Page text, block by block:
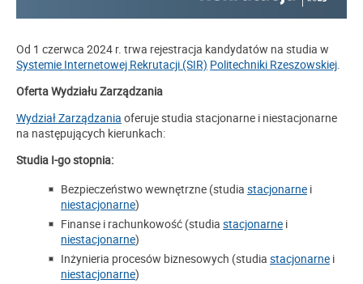
Od 1 czerwca 2024 r. trwa rejestracja kandydatów na studia w
Systemie Internetowej Rekrutacji (SIR) Politechniki Rzeszowskiej
Oferta Wydziału Zarządzania
Wydział Zarządzania oferuje studia stacjonarne i niestacjonarne
na następujących kierunkach:
Studia I-go stopnia:
Bezpieczeństwo wewnętrzne (studia stacjonarne i
niestacjonarne)
Finanse i rachunkowość (studia stacjonarne i
niestacjonarne)
Inżynieria procesów biznesowych (studia stacjonarne i
niestacjonarne)